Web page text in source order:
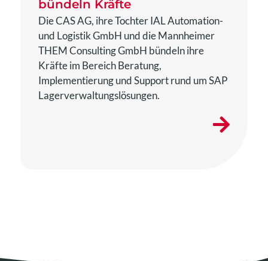
bündeln Kräfte
Die CAS AG, ihre Tochter IAL Automation-
und Logistik GmbH und die Mannheimer
THEM Consulting GmbH bündeln ihre
Kräfte im Bereich Beratung,
Implementierung und Support rund um SAP
Lagerverwaltungslösungen.